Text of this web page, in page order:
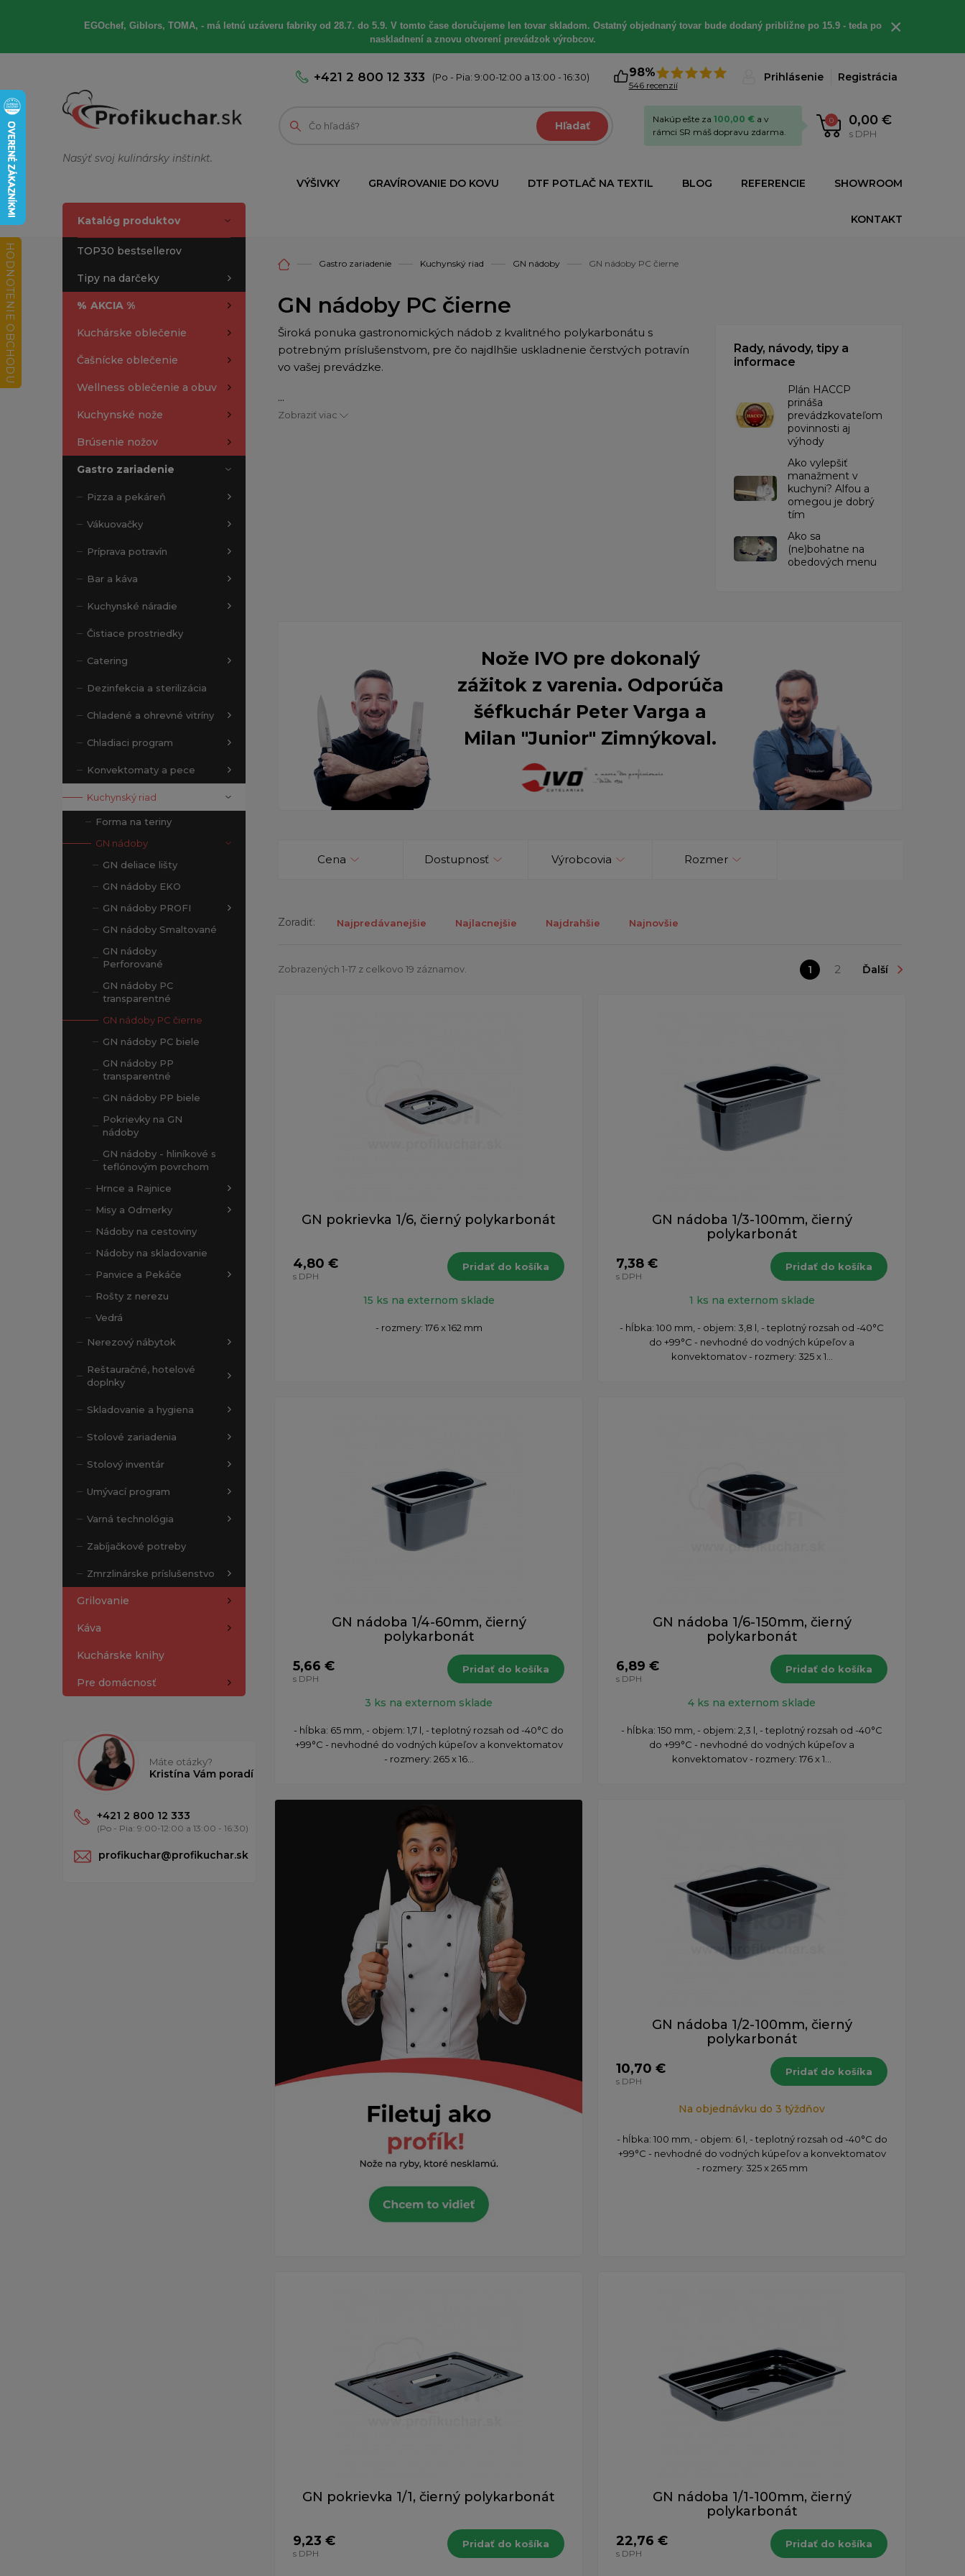
EGOchef, Giblors, TOMA, - má letnú uzáveru fabriky od 28.7. do 5.9. V tomto čase doručujeme len tovar skladom. Ostatný objednaný tovar bude dodaný približne po 15.9 - teda po
naskladnení a znovu otvorení prevádzok výrobcov.
×
Nasýť svoj kulinársky inštinkt.
+421 2 800 12 333 (Po - Pia: 9:00-12:00 a 13:00 - 16:30) 98%
546 recenzií
Prihlásenie Registrácia
Hľadať 0 0,00 €
s DPH
Nakúp ešte za 100,00 € a v
rámci SR máš dopravu zdarma.
VÝŠIVKY GRAVÍROVANIE DO KOVU DTF POTLAČ NA TEXTIL BLOG REFERENCIE SHOWROOM
KONTAKT
Katalóg produktov
TOP30 bestsellerov
Tipy na darčeky
% AKCIA %
Kuchárske oblečenie
Čašnícke oblečenie
Wellness oblečenie a obuv
Kuchynské nože
Brúsenie nožov
Gastro zariadenie
Pizza a pekáreň
Vákuovačky
Príprava potravín
Bar a káva
Kuchynské náradie
Čistiace prostriedky
Catering
Dezinfekcia a sterilizácia
Chladené a ohrevné vitríny
Chladiaci program
Konvektomaty a pece
Kuchynský riad
Forma na teriny
GN nádoby
GN deliace lišty
GN nádoby EKO
GN nádoby PROFI
GN nádoby Smaltované
GN nádoby
Perforované
GN nádoby PC
transparentné
GN nádoby PC čierne
GN nádoby PC biele
GN nádoby PP
transparentné
GN nádoby PP biele
Pokrievky na GN
nádoby
GN nádoby - hliníkové s
teflónovým povrchom
Hrnce a Rajnice
Misy a Odmerky
Nádoby na cestoviny
Nádoby na skladovanie
Panvice a Pekáče
Rošty z nerezu
Vedrá
Nerezový nábytok
Reštauračné, hotelové
doplnky
Skladovanie a hygiena
Stolové zariadenia
Stolový inventár
Umývací program
Varná technológia
Zabíjačkové potreby
Zmrzlinárske príslušenstvo
Grilovanie
Káva
Kuchárske knihy
Pre domácnosť
Máte otázky?
Kristína Vám poradí
+421 2 800 12 333
(Po - Pia: 9:00-12:00 a 13:00 - 16:30)
profikuchar@profikuchar.sk
Gastro zariadenie Kuchynský riad GN nádoby GN nádoby PC čierne
GN nádoby PC čierne
Široká ponuka gastronomických nádob z kvalitného polykarbonátu s
potrebným príslušenstvom, pre čo najdlhšie uskladnenie čerstvých potravín
vo vašej prevádzke.
...
Zobraziť viac
Rady, návody, tipy a
informace
​Plán HACCP
prináša
prevádzkovateľom
povinnosti aj
výhody
Ako vylepšiť
manažment v
kuchyni? Alfou a
omegou je dobrý
tím
​Ako sa
(ne)bohatne na
obedových menu
Nože IVO pre dokonalý
zážitok z varenia. Odporúča
šéfkuchár Peter Varga a
Milan "Junior" Zimnýkoval.
Cena Dostupnosť Výrobcovia Rozmer
Zoradiť: Najpredávanejšie Najlacnejšie Najdrahšie Najnovšie
Zobrazených 1-17 z celkovo 19 záznamov. 1 2 Ďalší
GN pokrievka 1/6, čierný polykarbonát
4,80 €
s DPH
Pridať do košíka
15 ks na externom sklade
- rozmery: 176 x 162 mm
GN nádoba 1/3-100mm, čierný
polykarbonát
7,38 €
s DPH
Pridať do košíka
1 ks na externom sklade
- hĺbka: 100 mm, - objem: 3,8 l, - teplotný rozsah od -40°C
do +99°C - nevhodné do vodných kúpeľov a
konvektomatov - rozmery: 325 x 1...
GN nádoba 1/4-60mm, čierný
polykarbonát
5,66 €
s DPH
Pridať do košíka
3 ks na externom sklade
- hĺbka: 65 mm, - objem: 1,7 l, - teplotný rozsah od -40°C do
+99°C - nevhodné do vodných kúpeľov a konvektomatov
- rozmery: 265 x 16...
GN nádoba 1/6-150mm, čierný
polykarbonát
6,89 €
s DPH
Pridať do košíka
4 ks na externom sklade
- hĺbka: 150 mm, - objem: 2,3 l, - teplotný rozsah od -40°C
do +99°C - nevhodné do vodných kúpeľov a
konvektomatov - rozmery: 176 x 1...
GN nádoba 1/2-100mm, čierný
polykarbonát
10,70 €
s DPH
Pridať do košíka
Na objednávku do 3 týždňov
- hĺbka: 100 mm, - objem: 6 l, - teplotný rozsah od -40°C do
+99°C - nevhodné do vodných kúpeľov a konvektomatov
- rozmery: 325 x 265 mm
GN pokrievka 1/1, čierný polykarbonát
9,23 €
s DPH
Pridať do košíka
GN nádoba 1/1-100mm, čierný
polykarbonát
22,76 €
s DPH
Pridať do košíka
HODNOTENIE OBCHODU